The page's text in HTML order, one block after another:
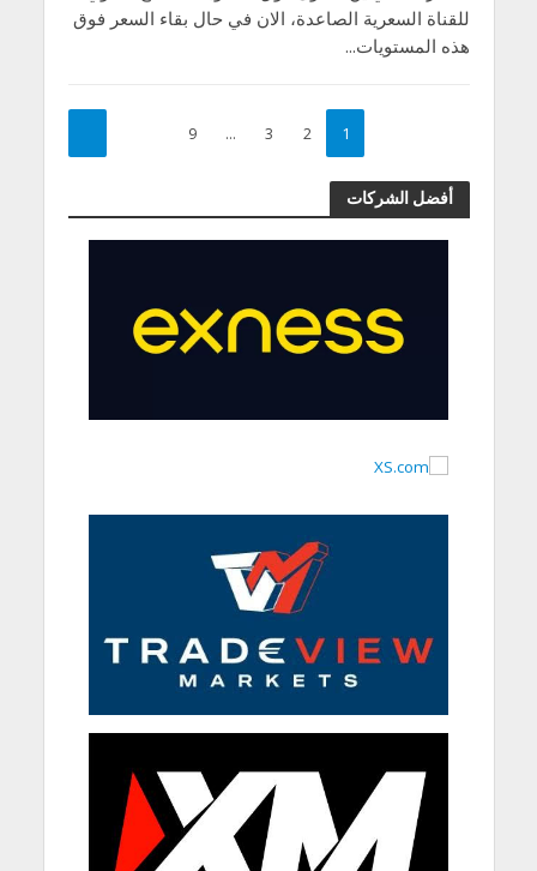
للقناة السعرية الصاعدة، الان في حال بقاء السعر فوق
هذه المستويات...
1
2
3
…
9
أفضل الشركات